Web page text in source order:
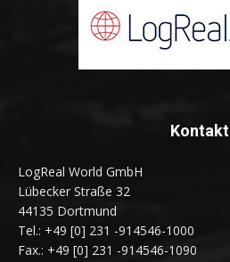
Kontakt
LogReal World GmbH
Lübecker Straße 32
44135 Dortmund
Tel.: +49 [0] 231 -914546-1000
Fax.: +49 [0] 231 -914546-1090